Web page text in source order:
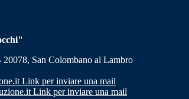
San Colombano al Lambro
Link per inviare una mail
Link per inviare una mail